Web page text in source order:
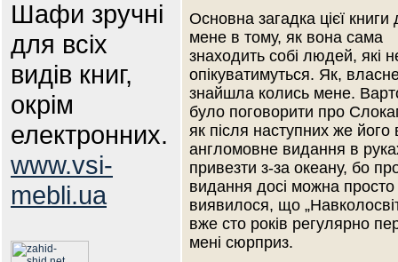
Шафи зручні
для всіх
видів книг,
окрім
електронних.
www.vsi-
mebli.ua
Основна загадка цієї книги
мене в тому, як вона сама
знаходить собі людей, які
опікуватимуться. Як,
знайшла колись мене.
було поговорити про
як після наступних же його
англомовне видання в
привезти з-за океану, бо
видання досі можна
виявилося, що
вже сто років регулярно
мені сюрприз.